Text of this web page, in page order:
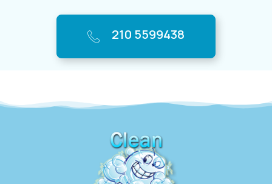
210 5599438